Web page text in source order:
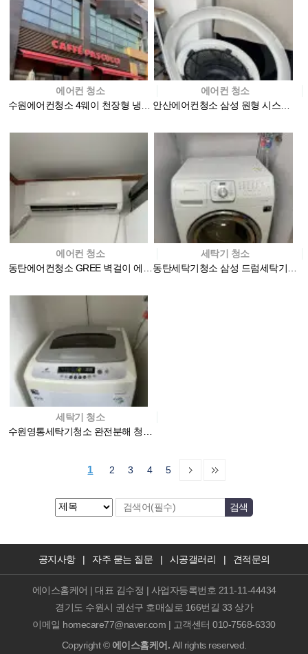
에어컨 청소
수원에어컨청소 4웨이 천장형 냉난방기 청소 후기
에어컨 청소
안산에어컨청소 삼성 원형 시스템에어컨 분해 청소로 공기…
에어컨 청소
동탄에어컨청소 GREE 벽걸이 에어컨 분해 청소
세탁기 청소
동탄세탁기청소 삼성 드럼세탁기 완전분해 청소는 전문 업…
세탁기 청소
1 2 3 4 5
공지사항 | 자주 묻는 질문 | 시공갤러리 | 견적문의
에이스홈케어 | 대표 김수정 | 사업자등록번호 211-11-44434
경기도 수원시 권선구 호매실로 166번길 33 상가
이메일 homecare77@naver.com | 고객센터 010-7568-6330
Copyright © 에이스홈케어. All rights reserved.